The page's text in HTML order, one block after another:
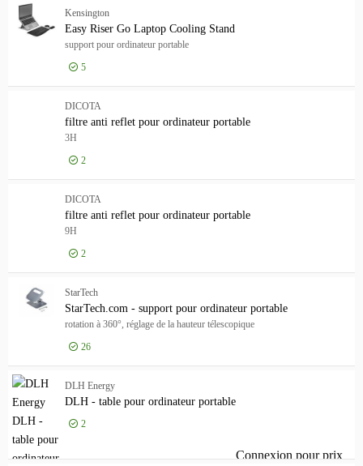
Kensington
Easy Riser Go Laptop Cooling Stand
support pour ordinateur portable
5
DICOTA
filtre anti reflet pour ordinateur portable
3H
2
DICOTA
filtre anti reflet pour ordinateur portable
9H
2
StarTech
StarTech.com - support pour ordinateur portable
rotation à 360°, réglage de la hauteur télescopique
26
DLH Energy
DLH - table pour ordinateur portable
2
Connexion pour prix